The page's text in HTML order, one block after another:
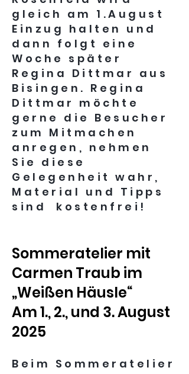
gleich am 1.August
Einzug halten und
dann folgt eine
Woche später
Regina Dittmar aus
Bisingen. Regina
Dittmar möchte
gerne die Besucher
zum Mitmachen
anregen, nehmen
Sie diese
Gelegenheit wahr,
Material und Tipps
sind kostenfrei!
Sommeratelier mit
Carmen Traub im
„Weißen Häusle“
Am 1., 2., und 3. August
2025
Beim Sommeratelier